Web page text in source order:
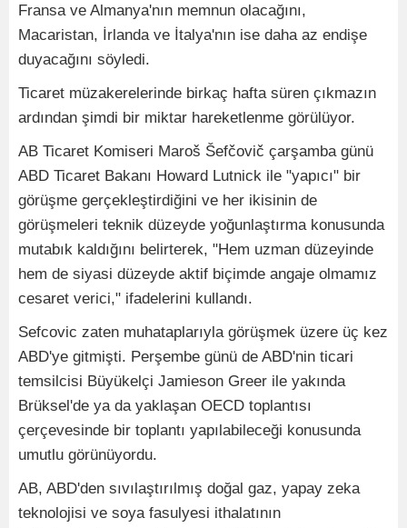
Fransa ve Almanya'nın memnun olacağını,
Macaristan, İrlanda ve İtalya'nın ise daha az endişe
duyacağını söyledi.
Ticaret müzakerelerinde birkaç hafta süren çıkmazın
ardından şimdi bir miktar hareketlenme görülüyor.
AB Ticaret Komiseri Maroš Šefčovič çarşamba günü
ABD Ticaret Bakanı Howard Lutnick ile "yapıcı" bir
görüşme gerçekleştirdiğini ve her ikisinin de
görüşmeleri teknik düzeyde yoğunlaştırma konusunda
mutabık kaldığını belirterek, "Hem uzman düzeyinde
hem de siyasi düzeyde aktif biçimde angaje olmamız
cesaret verici," ifadelerini kullandı.
Sefcovic zaten muhataplarıyla görüşmek üzere üç kez
ABD'ye gitmişti. Perşembe günü de ABD'nin ticari
temsilcisi Büyükelçi Jamieson Greer ile yakında
Brüksel'de ya da yaklaşan OECD toplantısı
çerçevesinde bir toplantı yapılabileceği konusunda
umutlu görünüyordu.
AB, ABD'den sıvılaştırılmış doğal gaz, yapay zeka
teknolojisi ve soya fasulyesi ithalatının